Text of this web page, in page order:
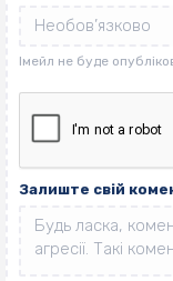
Залиште свій